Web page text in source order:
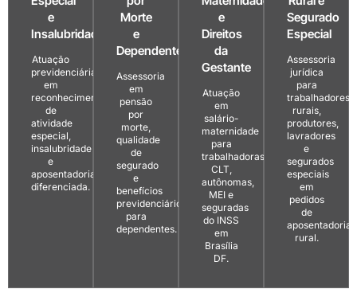
e
Insalubridade
Atuação
previdenciária
em
reconhecimento
de
atividade
especial,
insalubridade
e
aposentadoria
diferenciada.
Morte
e
Dependentes
Assessoria
em
pensão
por
morte,
qualidade
de
segurado
e
benefícios
previdenciários
para
dependentes.
e
Direitos
da
Gestante
Atuação
em
salário-
maternidade
para
trabalhadoras
CLT,
autônomas,
MEI e
seguradas
do INSS
em
Brasília
DF.
Segurado
Especial
Assessoria
jurídica
para
trabalhadores
rurais,
produtores,
lavradores
e
segurados
especiais
em
pedidos
de
aposentadoria
rural.